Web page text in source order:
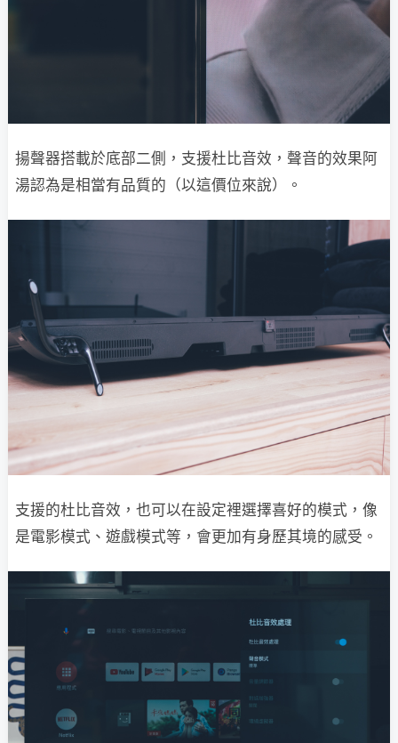
揚聲器搭載於底部二側，支援杜比音效，聲音的效果阿
湯認為是相當有品質的（以這價位來說）。
支援的杜比音效，也可以在設定裡選擇喜好的模式，像
是電影模式、遊戲模式等，會更加有身歷其境的感受。